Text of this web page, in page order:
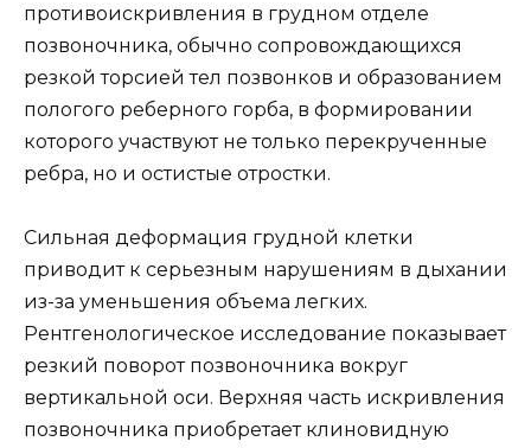
противоискривления в грудном отделе
позвоночника, обычно сопровождающихся
резкой торсией тел позвонков и образованием
пологого реберного горба, в формировании
которого участвуют не только перекрученные
ребра, но и остистые отростки.
Сильная деформация грудной клетки
приводит к серьезным нарушениям в дыхании
из-за уменьшения объема легких.
Рентгенологическое исследование показывает
резкий поворот позвоночника вокруг
вертикальной оси. Верхняя часть искривления
позвоночника приобретает клиновидную